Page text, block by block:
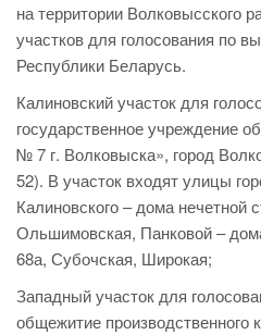
на территории Волковысского
участков для голосования по
Республики Беларусь.
Калиновский участок для
государственное учреждение
№ 7 г. Волковыска», город
52). В участок входят улицы
Калиновского – дома нечетной
Ольшимовская, Панковой –
68а, Субочская, Широкая;
Западный участок для
общежитие производственного